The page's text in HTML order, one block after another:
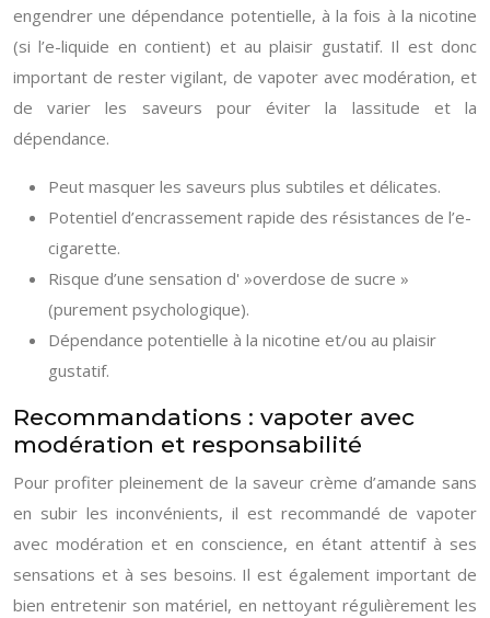
engendrer une dépendance potentielle, à la fois à la nicotine
(si l’e-liquide en contient) et au plaisir gustatif. Il est donc
important de rester vigilant, de vapoter avec modération, et
de varier les saveurs pour éviter la lassitude et la
dépendance.
Peut masquer les saveurs plus subtiles et délicates.
Potentiel d’encrassement rapide des résistances de l’e-
cigarette.
Risque d’une sensation d' »overdose de sucre »
(purement psychologique).
Dépendance potentielle à la nicotine et/ou au plaisir
gustatif.
Recommandations : vapoter avec
modération et responsabilité
Pour profiter pleinement de la saveur crème d’amande sans
en subir les inconvénients, il est recommandé de vapoter
avec modération et en conscience, en étant attentif à ses
sensations et à ses besoins. Il est également important de
bien entretenir son matériel, en nettoyant régulièrement les